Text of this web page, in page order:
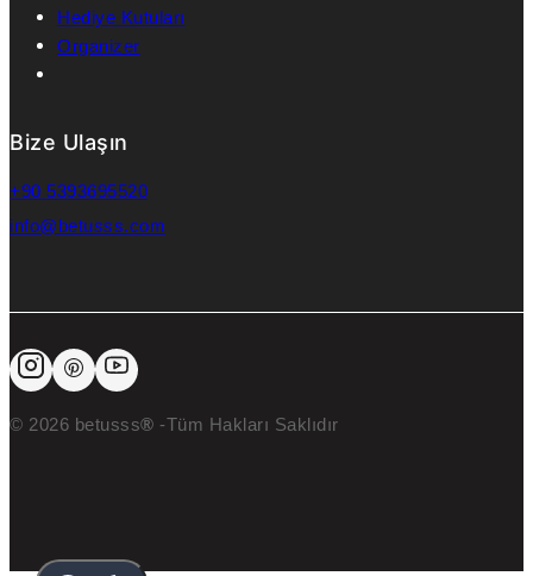
Hediye Kutuları
Organizer
Bize Ulaşın
+90 5393695520
info@betusss.com
© 2026 betusss® -Tüm Hakları Saklıdır